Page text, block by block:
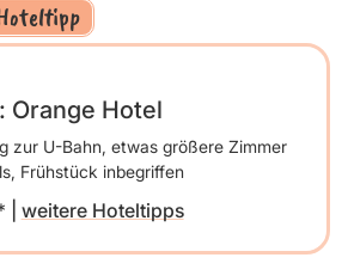
Orange Hotel
zur U-Bahn, etwas größere Zimmer
Frühstück inbegriffen
weitere Hoteltipps